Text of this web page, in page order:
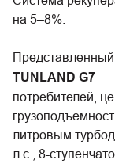
на 5–8%.
Представленный
TUNLAND G7 —
потребителей,
литровым
л.с., 8-